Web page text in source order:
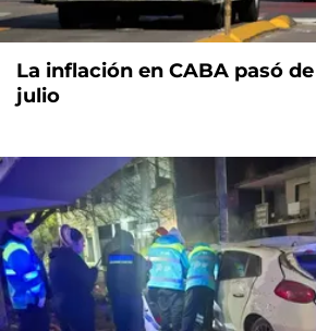
La inflación en CABA pasó de
julio